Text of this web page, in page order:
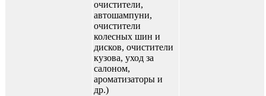
очистители,
автошампуни,
очистители
колесных шин и
дисков, очистители
кузова, уход за
салоном,
ароматизаторы и
др.)